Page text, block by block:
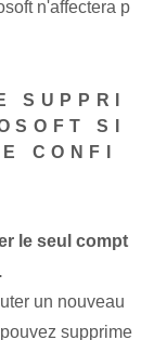
n'affectera p
SUPPRI
SI
CONFI
le seul compt
un nouveau
supprime